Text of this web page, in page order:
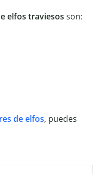
elfos traviesos son:
de elfos, puedes